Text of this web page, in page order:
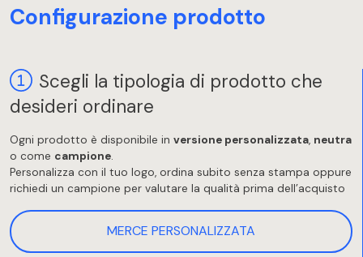
Configurazione prodotto
Scegli la tipologia di prodotto che
desideri ordinare
Ogni prodotto è disponibile in versione personalizzata, neutra
o come campione.
Personalizza con il tuo logo, ordina subito senza stampa oppure
richiedi un campione per valutare la qualità prima dell’acquisto
MERCE PERSONALIZZATA